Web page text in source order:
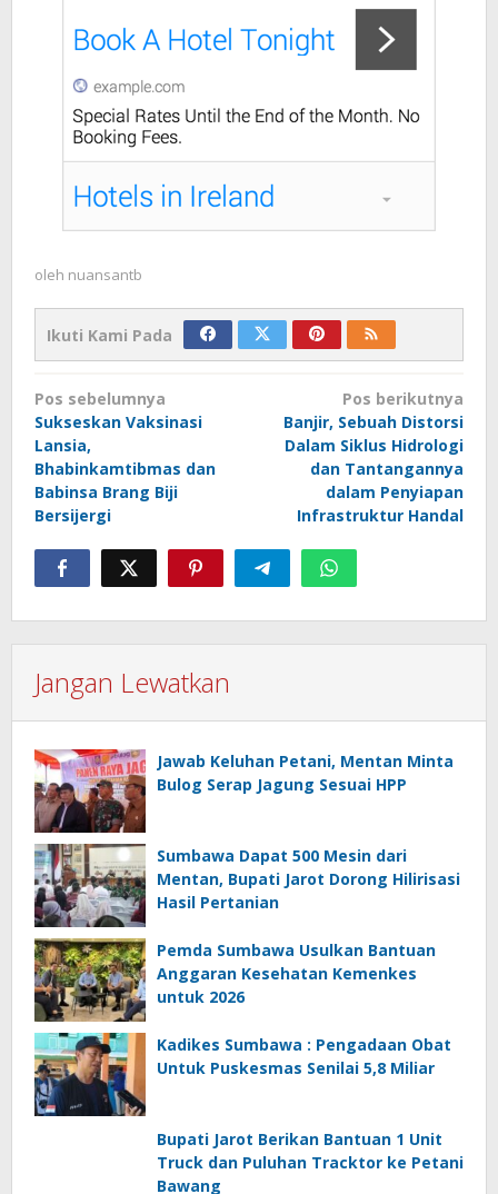
oleh nuansantb
Ikuti Kami Pada
Navigasi
pos
Pos sebelumnya
Sukseskan Vaksinasi
Lansia,
Bhabinkamtibmas dan
Babinsa Brang Biji
Bersijergi
Pos berikutnya
Banjir, Sebuah Distorsi
Dalam Siklus Hidrologi
dan Tantangannya
dalam Penyiapan
Infrastruktur Handal
Jangan Lewatkan
Jawab Keluhan Petani, Mentan Minta
Bulog Serap Jagung Sesuai HPP
Sumbawa Dapat 500 Mesin dari
Mentan, Bupati Jarot Dorong Hilirisasi
Hasil Pertanian
Pemda Sumbawa Usulkan Bantuan
Anggaran Kesehatan Kemenkes
untuk 2026
Kadikes Sumbawa : Pengadaan Obat
Untuk Puskesmas Senilai 5,8 Miliar
Bupati Jarot Berikan Bantuan 1 Unit
Truck dan Puluhan Tracktor ke Petani
Bawang